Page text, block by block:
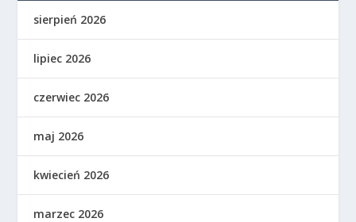
sierpień 2026
lipiec 2026
czerwiec 2026
maj 2026
kwiecień 2026
marzec 2026